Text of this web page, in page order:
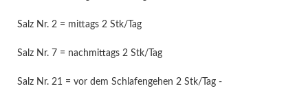
Salz Nr. 2 = mittags 2 Stk/Tag
Salz Nr. 7 = nachmittags 2 Stk/Tag
Salz Nr. 21 = vor dem Schlafengehen 2 Stk/Tag -